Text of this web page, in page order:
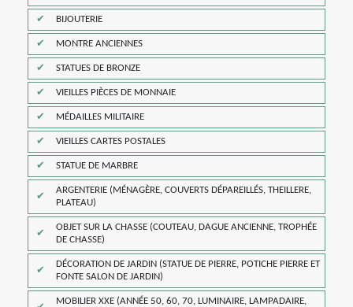
BIJOUTERIE
MONTRE ANCIENNES
STATUES DE BRONZE
VIEILLES PIÈCES DE MONNAIE
MÉDAILLES MILITAIRE
VIEILLES CARTES POSTALES
STATUE DE MARBRE
ARGENTERIE (MÉNAGÈRE, COUVERTS DÉPAREILLÉS, THEILLERE,
PLATEAU)
OBJET SUR LA CHASSE (COUTEAU, DAGUE ANCIENNE, TROPHÉE
DE CHASSE)
DÉCORATION DE JARDIN (STATUE DE PIERRE, POTICHE PIERRE ET
FONTE SALON DE JARDIN)
MOBILIER XXE (ANNÉE 50, 60, 70, LUMINAIRE, LAMPADAIRE,